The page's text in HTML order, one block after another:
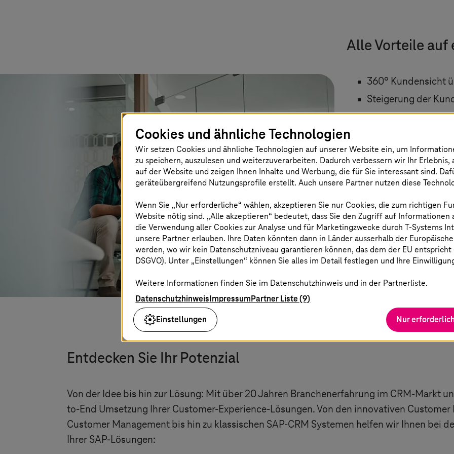
Alle Vorteile auf
360° Kundensicht
Steigerung der
Automatisierung
Identifikation
Analytics-Lösungen
Einfache
Intuitives User
Entdecken Sie Ihr Potenzial
Von der Idee bis hin zur Lösung: Mit über 20 Jahren Branchenerfahrung im CRM-Markt
to-End Umsetzung Ihrer Customer-Experience-Lösungen. Von den innovativen
Customer Management bis hin zu klassischen SAP-CRM Systemen helfen wir Ihnen bei
Ihrer SAP-Lösungen:
Cookies und ähnliche Technologien
Wir setzen Cookies und ähnliche Technologien auf unserer Website ein, um
zu speichern, auszulesen und weiterzuverarbeiten. Dadurch verbessern wir Ihr Erlebnis,
auf der Website und zeigen Ihnen Inhalte und Werbung, die für Sie interessant sind.
geräteübergreifend Nutzungsprofile erstellt. Auch unsere Partner nutzen diese
Wenn Sie „Nur erforderliche“ wählen, akzeptieren Sie nur Cookies, die zum richtigen
Website nötig sind. „Alle akzeptieren“ bedeutet, dass Sie den Zugriff auf Informationen
die Verwendung aller Cookies zur Analyse und für Marketingzwecke durchT-Systems
unsere Partner erlauben. Ihre Daten könnten dann in Länder ausserhalb der
werden, wo wir kein Datenschutzniveau garantieren können, das dem der EU entspricht
DSGVO). Unter „Einstellungen“ können Sie alles im Detail festlegen und Ihre
Weitere Informationen finden Sie im Datenschutzhinweis und in der Partnerliste.
DatenschutzhinweisImpressumPartner Liste (9)
Einstellungen
Nur